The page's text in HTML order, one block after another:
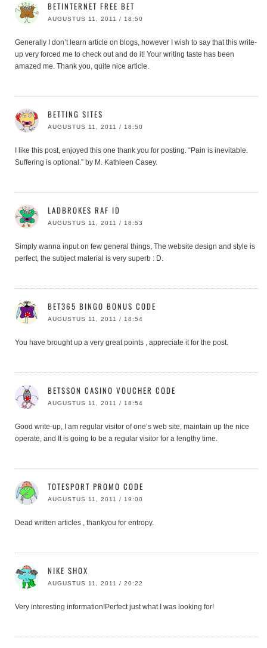
BETINTERNET FREE BET
AUGUSTUS 11, 2011 / 18:50
Generally I don’t learn article on blogs, however I wish to say that this write-
up very forced me to check out and do it! Your writing taste has been
amazed me. Thank you, quite nice article.
BETTING SITES
AUGUSTUS 11, 2011 / 18:50
I like this post, enjoyed this one thank you for posting. “Pain is inevitable.
Suffering is optional.” by M. Kathleen Casey.
LADBROKES RAF ID
AUGUSTUS 11, 2011 / 18:53
Simply wanna input on few general things, The website design and style is
perfect, the subject material is very superb : D.
BET365 BINGO BONUS CODE
AUGUSTUS 11, 2011 / 18:54
You have brought up a very great points , appreciate it for the post.
BETSSON CASINO VOUCHER CODE
AUGUSTUS 11, 2011 / 18:54
Good write-up, I am regular visitor of one’s web site, maintain up the nice
operate, and It is going to be a regular visitor for a lengthy time.
TOTESPORT PROMO CODE
AUGUSTUS 11, 2011 / 19:00
Dead written articles , thankyou for entropy.
NIKE SHOX
AUGUSTUS 11, 2011 / 20:22
Very interesting information!Perfect just what I was looking for!